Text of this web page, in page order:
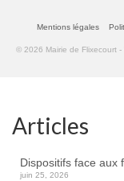
Mentions légales
© 2026 Mairie de Flixecourt -
Articles
Dispositifs face aux
juin 25, 2026